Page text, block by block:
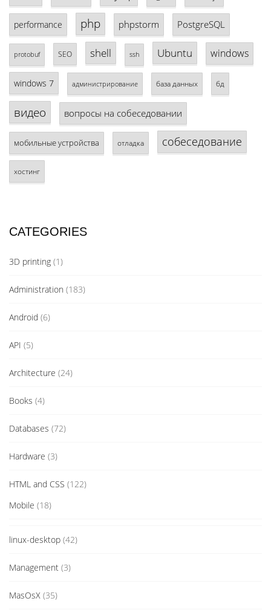
performance php phpstorm PostgreSQL
protobuf SEO shell ssh Ubuntu windows
windows 7 администрирование база данных бд
видео вопросы на собеседовании
мобильные устройства отладка собеседование
хостинг
CATEGORIES
3D printing (1)
Administration (183)
Android (6)
API (5)
Architecture (24)
Books (4)
Databases (72)
Hardware (3)
HTML and CSS (122)
Mobile (18)
linux-desktop (42)
Management (3)
MasOsX (35)